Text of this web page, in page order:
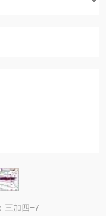
三加四=7